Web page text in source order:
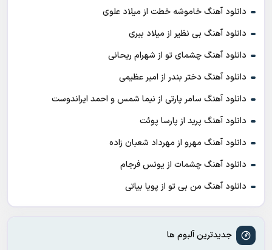
دانلود آهنگ خاموشه خطت از میلاد علوی
دانلود آهنگ بی نظیر از میلاد ببری
دانلود آهنگ چشمای تو از شهرام ریحانی
دانلود آهنگ دختر بندر از امیر عظیمی
دانلود آهنگ سامر پارتی از نیما شمس و احمد ایراندوست
دانلود آهنگ پرید از پارسا پوئت
دانلود آهنگ مهرو از مهرداد شعبان زاده
دانلود آهنگ چشمات از یونس فرجام
دانلود آهنگ من بی تو از پویا بیاتی
جدیدترین آلبوم ها